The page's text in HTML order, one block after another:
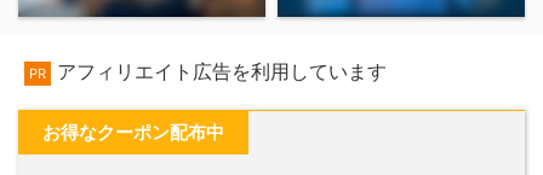
PR アフィリエイト広告を利用しています
お得なクーポン配布中